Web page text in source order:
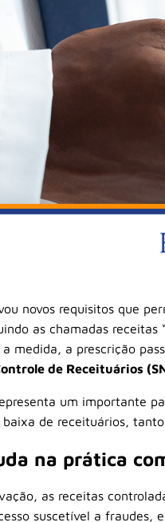
novos requisitos que
as chamadas receitas
a medida, a prescrição
de Receituários
um importante
baixa de receituários,
na prática
as receitas
suscetível a fraudes,